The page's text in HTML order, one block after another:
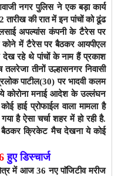
नगर पुलिस ने एक बड़ा कार्य
तारीख की रात में इन पांचों को ढूंढ
अपल्यांस कंपनी के टैरेस पर
में टैरेस पर बैठकर आयपीएल
देख रहे थे पांचों के नाम हैं प्रकाश
तीनों उल्हासनगर निवासी
पाटील(30) पर भादवी कलम
कोरोना मनाई आदेश के उल्लंघन
हाई प्रोफाईल वाला मामला है
है ऐसा चर्चा शहर में हो रही है.
बैठकर क्रिकेट मैच देखना ये कोई
हुए डिस्चार्ज
में आज 36 नए पाॅजिटीव मरीज